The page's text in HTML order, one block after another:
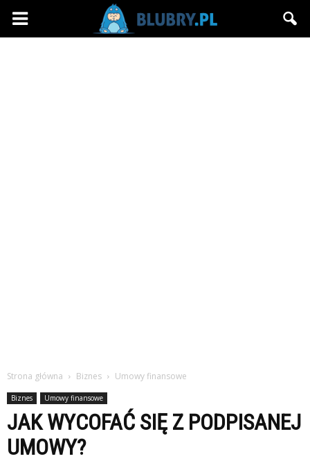
Blubry.pl
Strona główna Biznes Umowy finansowe
Biznes Umowy finansowe
JAK WYCOFAĆ SIĘ Z PODPISANEJ
UMOWY?